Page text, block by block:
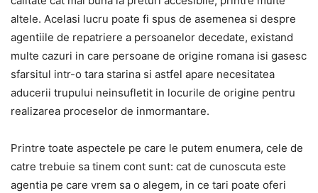
altele. Acelasi lucru poate fi spus de asemenea si despre
agentiile de repatriere a persoanelor decedate, existand
multe cazuri in care persoane de origine romana isi gasesc
sfarsitul intr-o tara starina si astfel apare necesitatea
aducerii trupului neinsufletit in locurile de origine pentru
realizarea proceselor de inmormantare.
Printre toate aspectele pe care le putem enumera, cele de
catre trebuie sa tinem cont sunt: cat de cunoscuta este
agentia pe care vrem sa o alegem, in ce tari poate oferi